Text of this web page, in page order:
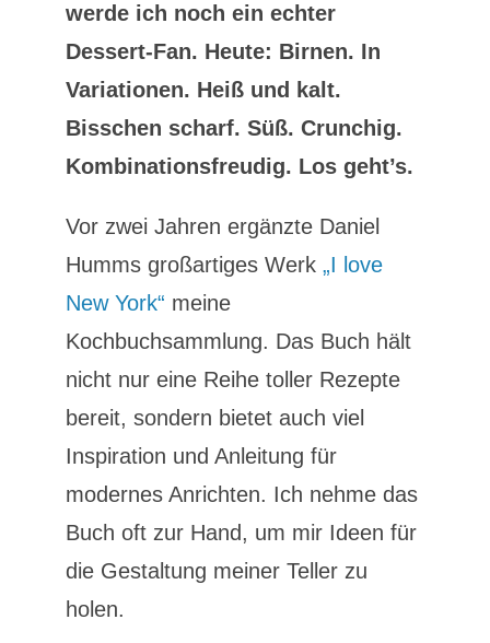
werde ich noch ein echter
Dessert-Fan. Heute: Birnen. In
Variationen. Heiß und kalt.
Bisschen scharf. Süß. Crunchig.
Kombinationsfreudig. Los geht’s.
Vor zwei Jahren ergänzte Daniel
Humms großartiges Werk „I love
New York“ meine
Kochbuchsammlung. Das Buch hält
nicht nur eine Reihe toller Rezepte
bereit, sondern bietet auch viel
Inspiration und Anleitung für
modernes Anrichten. Ich nehme das
Buch oft zur Hand, um mir Ideen für
die Gestaltung meiner Teller zu
holen.